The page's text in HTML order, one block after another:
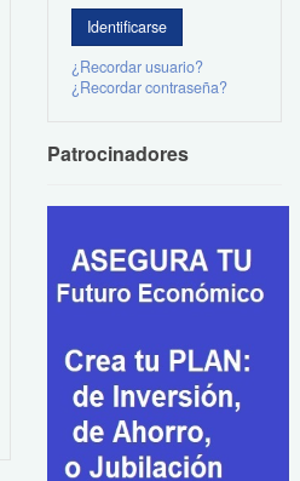
¿Recordar usuario?
¿Recordar contraseña?
Patrocinadores